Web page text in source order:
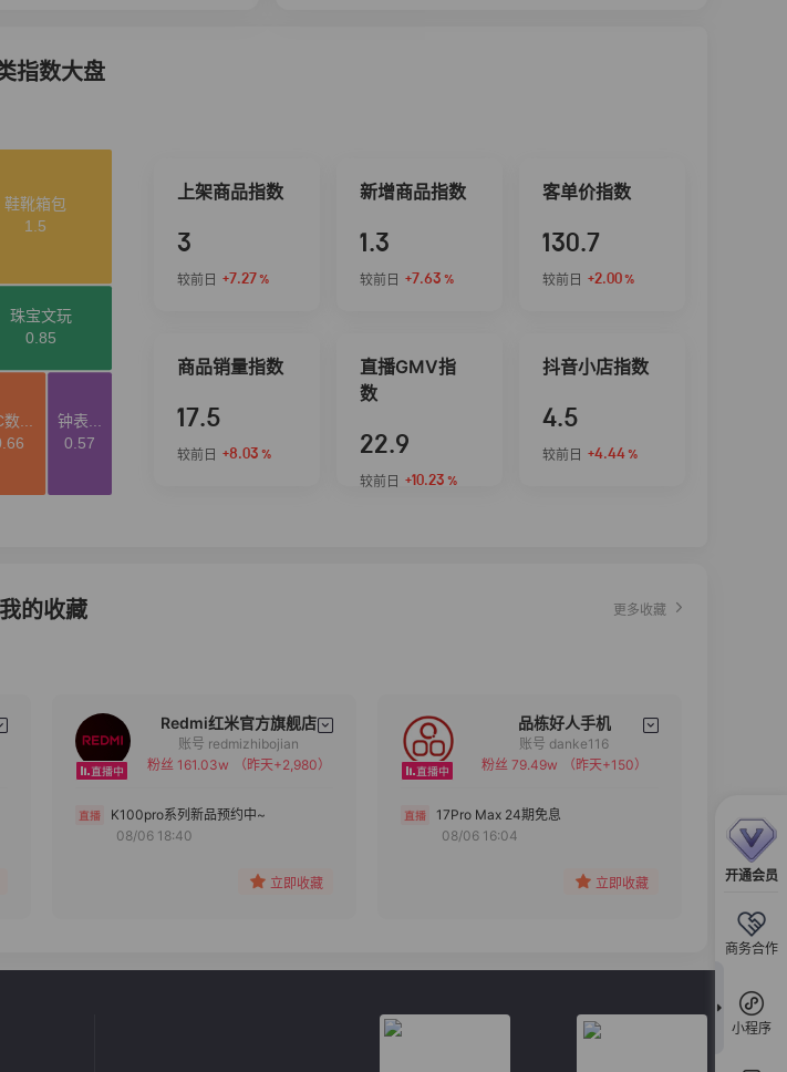
开通会员
商务合作
小程序
指数大盘
上架商品指数
3
较前日 +7.27%
新增商品指数
1.3
较前日 +7.63 %
客单价指数
130.7
较前日 +2.00%
商品销量指数
17.5
较前日 +8.03 %
直播GMV指
数
22.9
较前日 +10.23 %
抖音小店指数
4.5
较前日 +4.44%
我的收藏 更多收藏
Redmi红米官方旗舰店
备注
分组
账号 redmizhibojian
粉丝 161.03w
（昨天+2,980）
K100pro系列新品预约中~
08/06 18:40
立即收藏
品栋好人手机
备注
分组
账号 danke116
粉丝 79.49w
（昨天+150）
17Pro Max 24期免息
08/06 16:04
立即收藏